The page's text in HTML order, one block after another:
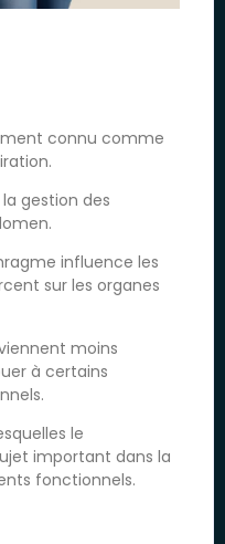
connu comme
gestion des
influence les
sur les organes
moins
à certains
le
important dans la
fonctionnels.